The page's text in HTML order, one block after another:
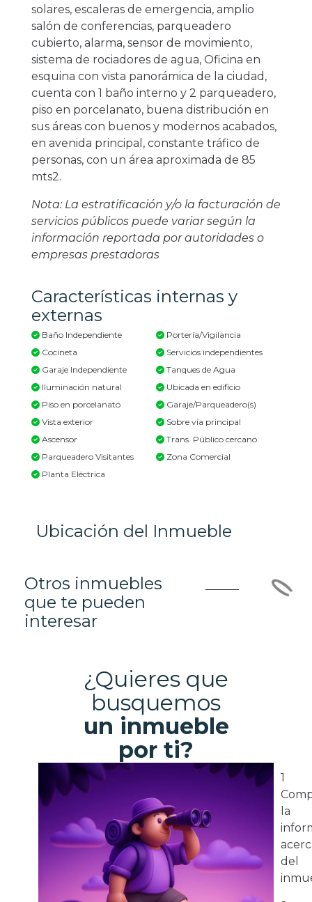
solares, escaleras de emergencia, amplio
salón de conferencias, parqueadero
cubierto, alarma, sensor de movimiento,
sistema de rociadores de agua, Oficina en
esquina con vista panorámica de la ciudad,
cuenta con 1 baño interno y 2 parqueadero,
piso en porcelanato, buena distribución en
sus áreas con buenos y modernos acabados,
en avenida principal, constante tráfico de
personas, con un área aproximada de 85
mts2.
Nota: La estratificación y/o la facturación de
servicios públicos puede variar según la
información reportada por autoridades o
empresas prestadoras
Características internas y
externas
Baño Independiente
Cocineta
Garaje Independiente
Iluminación natural
Piso en porcelanato
Vista exterior
Ascensor
Parqueadero Visitantes
Planta Eléctrica
Portería/Vigilancia
Servicios independientes
Tanques de Agua
Ubicada en edificio
Garaje/Parqueadero(s)
Sobre vía principal
Trans. Público cercano
Zona Comercial
Ubicación del Inmueble
Otros inmuebles
que te pueden
interesar
¿Quieres que
busquemos
un inmueble
por ti?
1
la
del